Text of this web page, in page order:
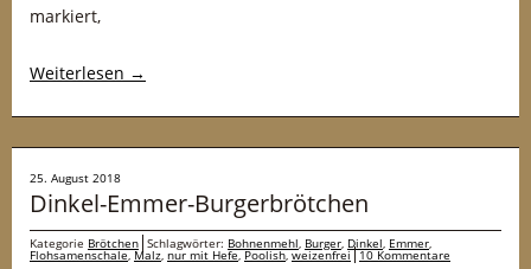
markiert,
Weiterlesen →
25. August 2018
Dinkel-Emmer-Burgerbrötchen
Kategorie Brötchen Schlagwörter: Bohnenmehl, Burger, Dinkel, Emmer,
Flohsamenschale,Malz, nur mit Hefe,Poolish,weizenfrei 10 Kommentare